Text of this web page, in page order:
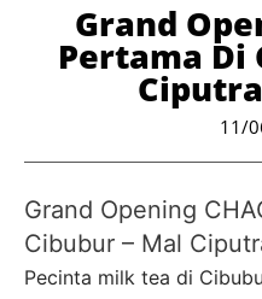
Grand
Pertama Di
11/
Grand Opening
Cibubur – Mal
Pecinta milk tea di